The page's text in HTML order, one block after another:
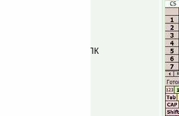
Полная русификация КПК